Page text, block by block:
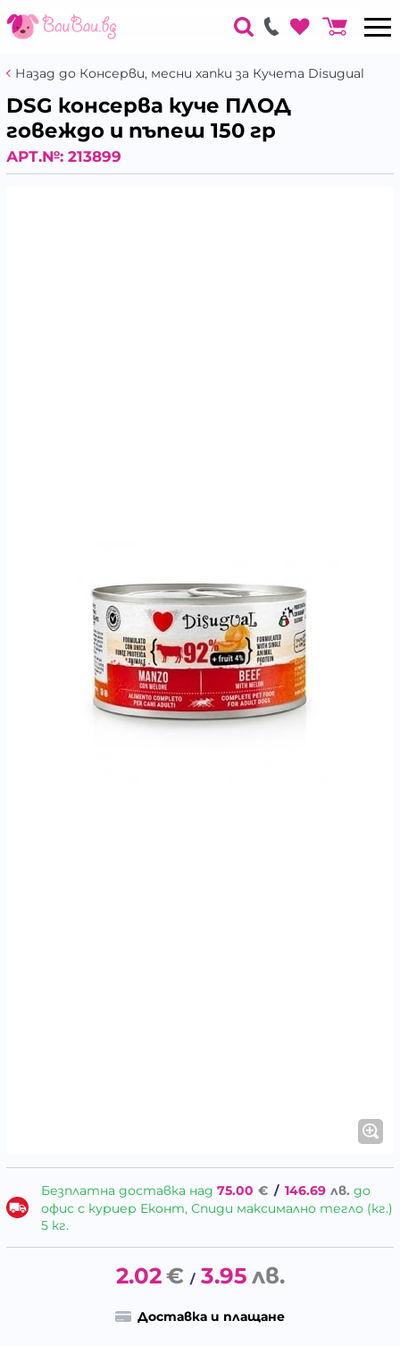
Назад до Консерви, месни хапки за Кучета Disugual
DSG консерва куче ПЛОД
говеждо и пъпеш 150 гр
АРТ.№: 213899
Безплатна доставка над 75.00 € / 146.69 лв. до
офис с куриер Еконт, Спиди максимално тегло (кг.)
5 кг.
2.02€ / 3.95 лв.
Доставка и плащане